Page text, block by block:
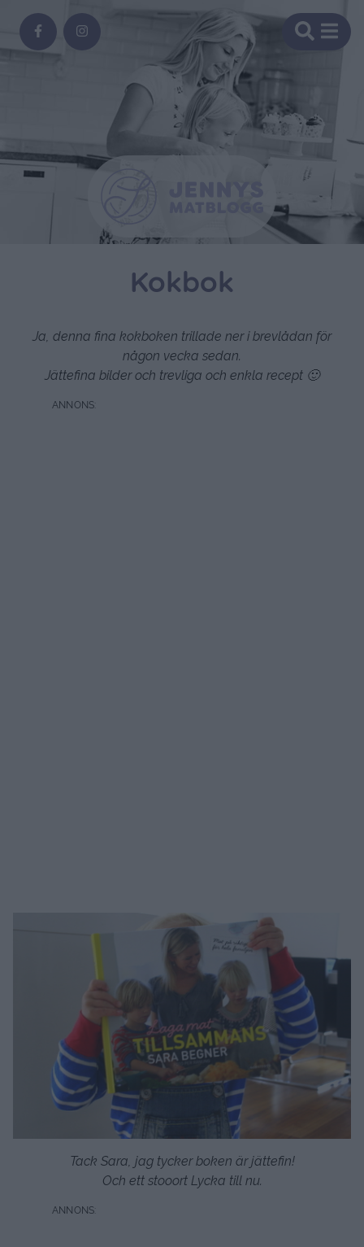
Kokbok
Ja, denna fina kokboken trillade ner i brevlådan för
någon vecka sedan.
Jättefina bilder och trevliga och enkla recept 🙂
Tack Sara, jag tycker boken är jättefin!
Och ett stooort Lycka till nu.